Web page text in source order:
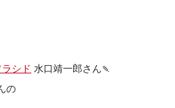
シド 水口靖一郎さん🍡
の